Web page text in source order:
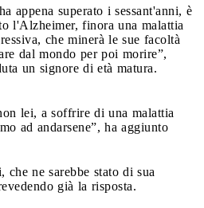
appena superato i sessant'anni, è
l'Alzheimer, finora una malattia
che minerà le sue facoltà
dal mondo per poi morire”,
un signore di età matura.
lei, a soffrire di una malattia
ad andarsene”, ha aggiunto
che ne sarebbe stato di sua
già la risposta.